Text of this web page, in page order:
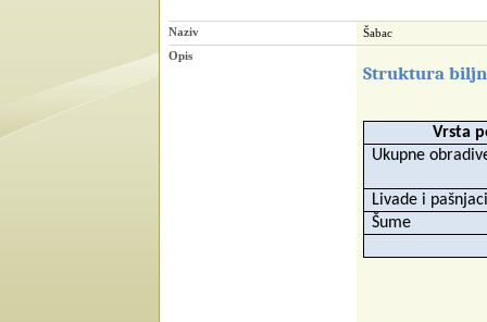
Naziv
Šabac
Opis
Struktura
Vrsta
Ukupne
Livade i
Šume